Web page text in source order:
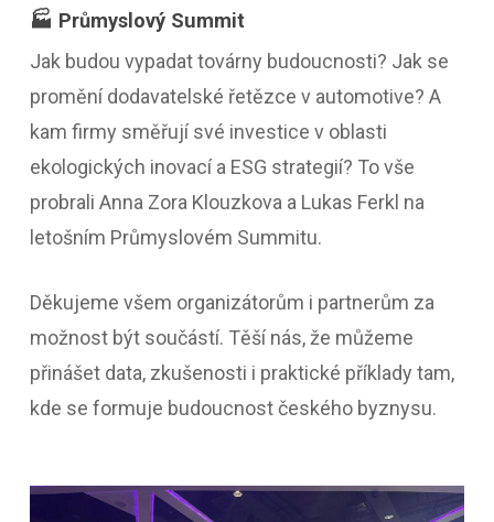
🏭 Průmyslový Summit
Jak budou vypadat továrny budoucnosti? Jak se
promění dodavatelské řetězce v automotive? A
kam firmy směřují své investice v oblasti
ekologických inovací a ESG strategií? To vše
probrali Anna Zora Klouzkova a Lukas Ferkl na
letošním Průmyslovém Summitu.
Děkujeme všem organizátorům i partnerům za
možnost být součástí. Těší nás, že můžeme
přinášet data, zkušenosti i praktické příklady tam,
kde se formuje budoucnost českého byznysu.